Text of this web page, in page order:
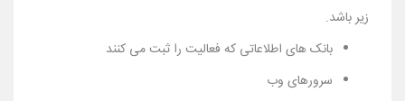
زیر باشد.
بانک های اطلاعاتی که فعالیت را ثبت می کنند
سرورهای وب